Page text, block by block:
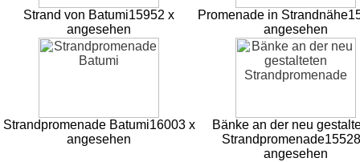
Strand von Batumi15952 x
angesehen
Promenade in Strandnähe
angesehen
Strandpromenade Batumi16003 x
angesehen
Bänke an der neu
Strandpromenade
angesehen